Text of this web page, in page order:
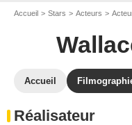
Accueil Stars Acteurs
Accueil
Réalisateur